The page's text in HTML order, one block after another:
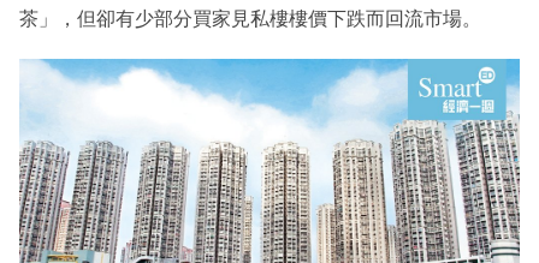
茶」，但卻有少部分買家見私樓樓價下跌而回流市場。